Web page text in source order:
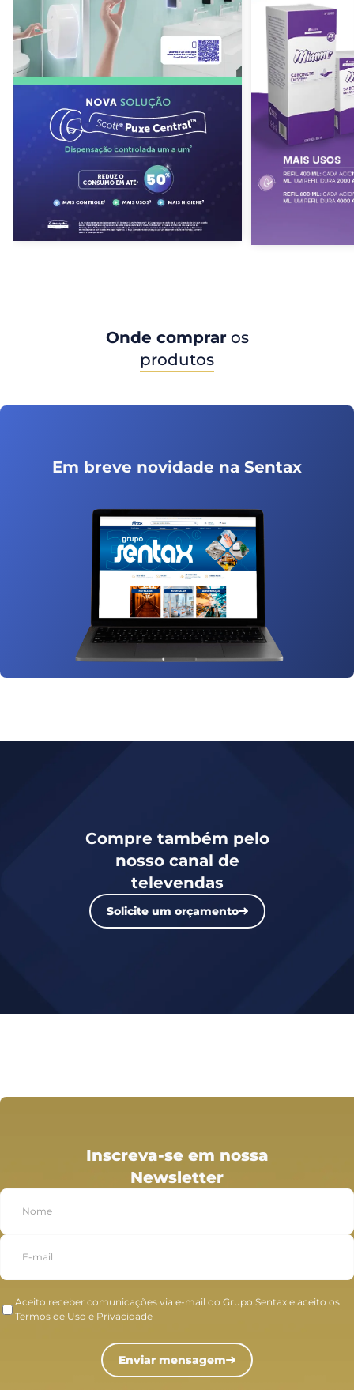
Onde compraros
produtos
Em breve novidade na Sentax
Compre também pelo
nosso canal de
televendas
Solicite um orçamento
Inscreva-se em nossa
Newsletter
Aceito receber comunicações via e-mail do Grupo Sentax e aceito os
Termos de Uso e Privacidade
Enviar mensagem